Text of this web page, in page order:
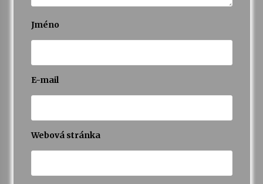
Jméno
E-mail
Webová stránka